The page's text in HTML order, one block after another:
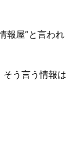
報屋”と言われ
う言う情報は